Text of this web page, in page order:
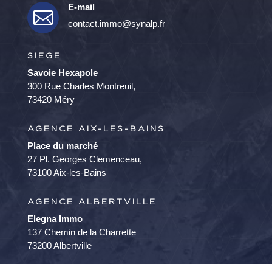

E-mail
contact.immo@synalp.fr
SIEGE
Savoie Hexapole
300 Rue Charles Montreuil,
73420 Méry
AGENCE AIX-LES-BAINS
Place du marché
27 Pl. Georges Clemenceau,
73100 Aix-les-Bains
AGENCE ALBERTVILLE
Elegna Immo
137 Chemin de la Charrette
73200 Albertville